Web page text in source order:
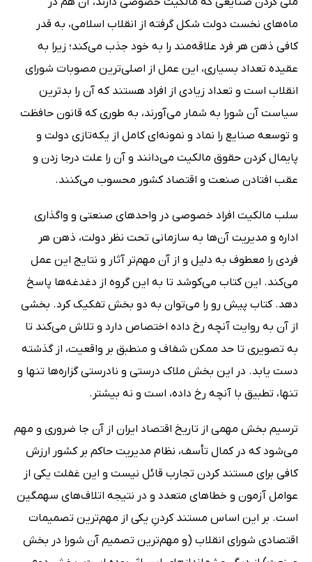
ماه‌های نخست دولت شکل گرفته از انقلاب اسلامی، به قدر
کافی ذهن هر فرد علاقه‌مند را به خود جذب می‌کند؛ زیرا به
عقیده تعداد بسیاری، این عمل از اصلی‌ترین مصوبات شورای
انقلاب است و تعداد زیادی از افراد هستند که آن را بدترین
سیاست آن شورا به شمار می‌آورند، به طوری که قانون حافظت
و توسعه صنایع را نماد و نمونه‌ای کامل از یکه‌تازی دولت و
پایمال کردن حقوق مالکیت می‌دانند و آن را علت درجا زدن و
عقب افتادن صنعت و اقتصاد کشور محسوب می‌کنند.
سلب مالکیت افراد خصوصی در واحدهای صنعتی و واگذاری
اداره و مدیریت آن‌ها به سازمانی تحت نظر دولت، ذهن هر
فردی را معطوف به دلیل و از آن مهم‌تر آثار و نتایج این عمل
می‌کند. این کتاب می‌کوشد تا به این گروه از دغدغه‌ها پاسخ
دهد. کتاب پیش رو را می‌توان به دو بخش تفکیک کرد. بخشی
از آن به روایت آنچه رخ داده اختصاص دارد و تلاش می‌کند تا
به تصویری تا حد ممکن شفاف و منطبق بر واقعیت، از گذشته
دست یابد. در این بخش ملاک درستی و نادرستی گزاره‌ها تنها و
تنها، تطبیق با آنچه رخ داده، است و نه بیشتر.
ترسیم بخش مهمی از تاریخ اقتصاد ایران از آن جا ضروری و مهم
می‌شود که در کمال تأسف، نظام مدیریت حاکم بر کشور ارزش
کافی برای مستند کردن تجارب قائل نیست و این غفلت یکی از
عوامل آزمون و خطاهای متعدد و در نتیجه اتلاف‌های سهمگین
است. بر این اساس مستند کردنِ یکی از مهم‌ترین تصمیمات
اقتصادی شورای انقلاب (و مهم‌ترین تصمیم آن شورا در بخش